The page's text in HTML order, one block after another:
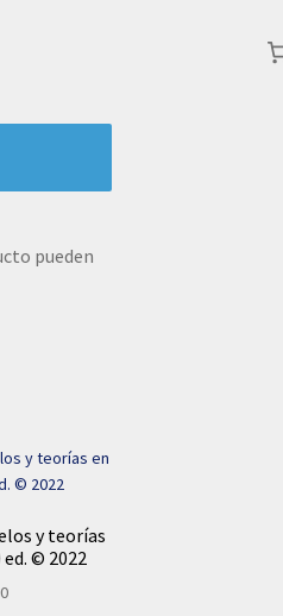
pueden
y teorías
© 2022